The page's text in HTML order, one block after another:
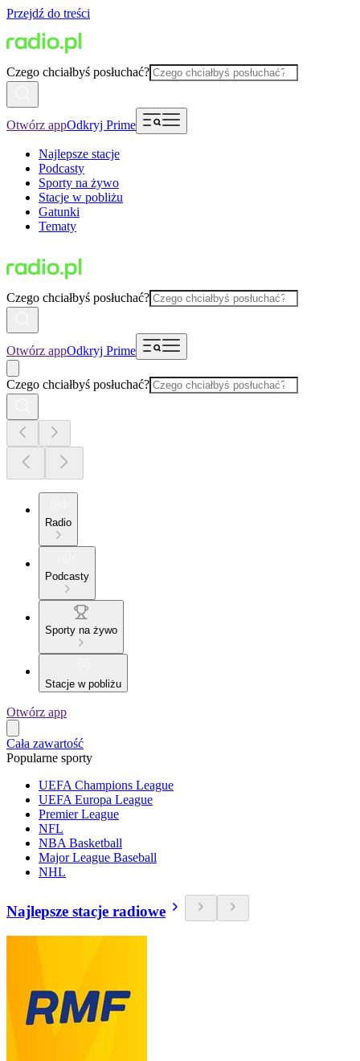
Przejdź do treści
Czego chciałbyś posłuchać?
Otwórz appOdkryj Prime
Najlepsze stacje
Podcasty
Sporty na żywo
Stacje w pobliżu
Gatunki
Tematy
Czego chciałbyś posłuchać?
Otwórz appOdkryj Prime
Czego chciałbyś posłuchać?
Radio
Podcasty
Sporty na żywo
Stacje w pobliżu
Otwórz app
Cała zawartość
Popularne sporty
UEFA Champions League
UEFA Europa League
Premier League
NFL
NBA Basketball
Major League Baseball
NHL
Najlepsze stacje radiowe